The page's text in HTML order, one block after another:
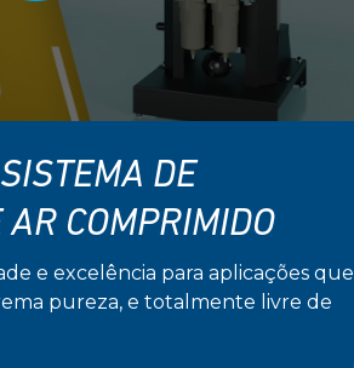
DE
COMPRIMIDO
e excelência para aplicações que
pureza, e totalmente livre de